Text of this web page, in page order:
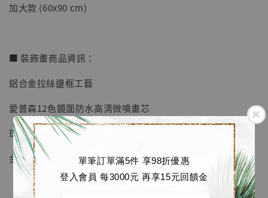
單筆訂單滿5件 享98折優惠
登入會員 每3000元 再享15元回饋金
NT$ 5,580
加購優惠【海賊王 布魯克達摩 [7STARS Studio]】
加大款 (60x90 cm)
■ 裝飾畫商品資訊：
鋁合金拉絲邊框工藝
愛普森12色鏡面防水高清微噴畫芯
環保加厚防潮板
金屬掛鉤